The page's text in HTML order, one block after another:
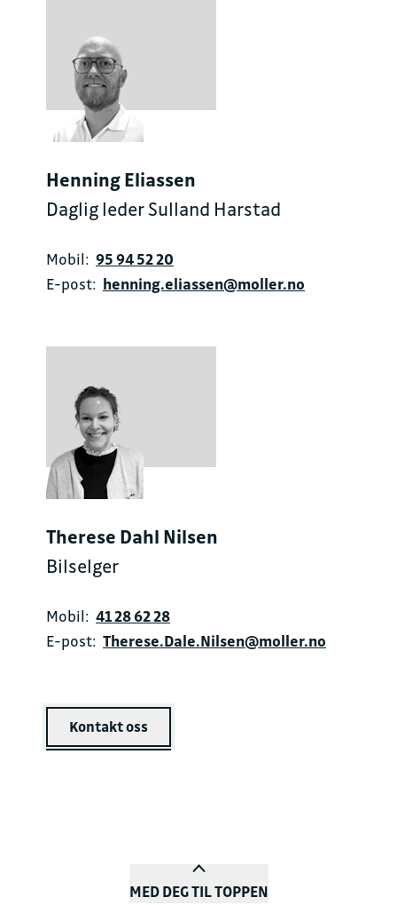
Henning Eliassen
Daglig leder Sulland Harstad
Mobil: 95 94 52 20
E-post: henning.eliassen@moller.no
Therese Dahl Nilsen
Bilselger
Mobil: 41 28 62 28
E-post: Therese.Dale.Nilsen@moller.no
Kontakt oss
MED DEG TIL TOPPEN